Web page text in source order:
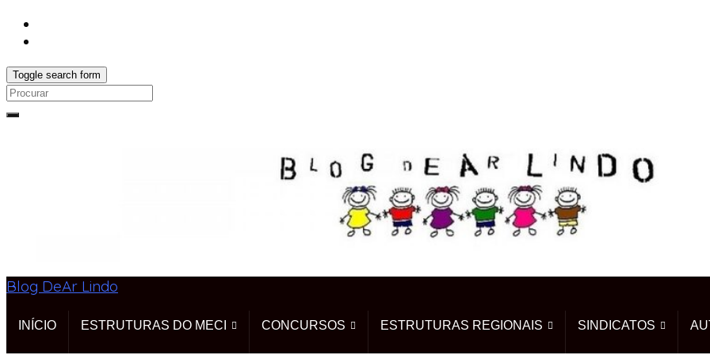
Toggle search form
Search
Blog DeAr Lindo
INÍCIO ESTRUTURAS DO MECI CONCURSOS ESTRUTURAS REGIONAIS SINDICATOS